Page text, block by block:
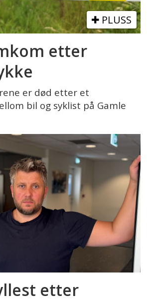
PLUSS
etter
er død etter et
bil og syklist på Gamle
etter